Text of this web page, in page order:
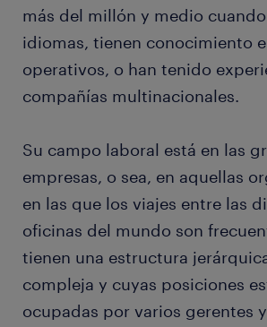
más del millón y medio
idiomas, tienen conocimiento
operativos, o han tenido
compañías multinacionales.
Su campo laboral está en las
empresas, o sea, en aquellas
en las que los viajes entre las
oficinas del mundo son
tienen una estructura
compleja y cuyas posiciones
ocupadas por varios gerentes